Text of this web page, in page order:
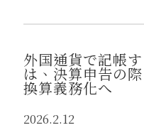
外国通貨で記帳
は、決算申告の
換算義務化へ
2026.2.12